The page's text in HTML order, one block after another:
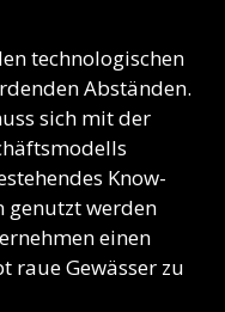
technologischen
Abständen.
sich mit der
Know-
genutzt werden
einen
raue Gewässer zu